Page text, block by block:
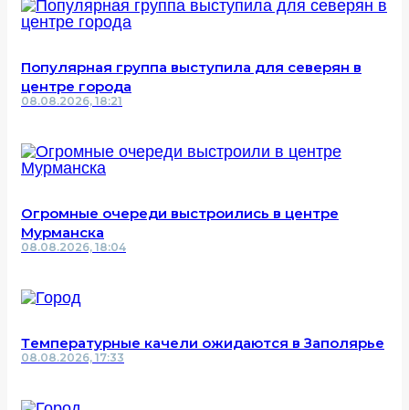
Популярная группа выступила для северян в
центре города
08.08.2026, 18:21
Огромные очереди выстроились в центре
Мурманска
08.08.2026, 18:04
Температурные качели ожидаются в Заполярье
08.08.2026, 17:33